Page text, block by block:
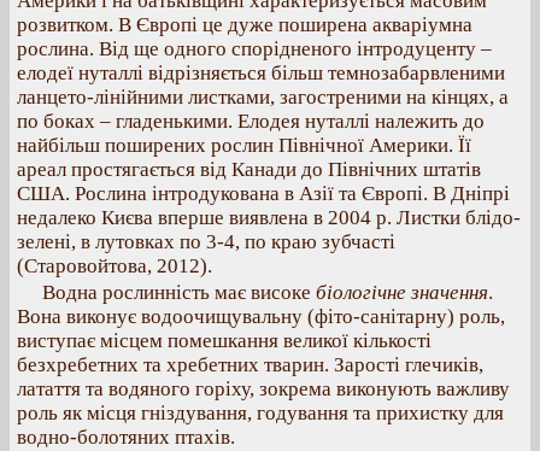
розвитком. В Європі це дуже поширена акваріумна
рослина. Від ще одного спорідненого інтродуценту –
елодеї нуталлі відрізняється більш темнозабарвленими
ланцето-лінійними листками, загостреними на кінцях, а
по боках – гладенькими. Елодея нуталлі належить до
найбільш поширених рослин Північної Америки. Її
ареал простягається від Канади до Північних штатів
США. Рослина інтродукована в Азії та Європі. В Дніпрі
недалеко Києва вперше виявлена в 2004 р. Листки блідо-
зелені, в лутовках по 3-4, по краю зубчасті
(Старовойтова, 2012).
Водна рослинність має високе біологічне значення.
Вона виконує водоочищувальну (фіто-санітарну) роль,
виступає місцем помешкання великої кількості
безхребетних та хребетних тварин. Зарості глечиків,
латаття та водяного горіху, зокрема виконують важливу
роль як місця гніздування, годування та прихистку для
водно-болотяних птахів.